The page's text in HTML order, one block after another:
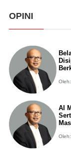
OPINI
AI